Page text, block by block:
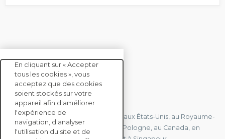
CONTACTEZ-NOUS
Nous avons des bureaux en France, aux États-Unis, au Royaume-
Uni, à Hong Kong, à l'île Maurice, en Pologne, au Canada, en
En cliquant sur « Accepter
tous les cookies », vous
acceptez que des cookies
soient stockés sur votre
appareil afin d'améliorer
l'expérience de
navigation, d'analyser
l'utilisation du site et de